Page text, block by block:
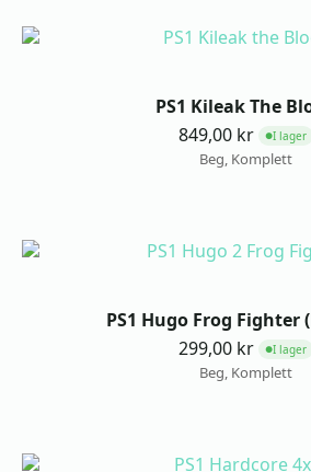
PS1 Kileak The
849,00 kr ●I lager
Beg, Komplett
PS1 Hugo Frog Fighter
299,00 kr ●I lager
Beg, Komplett